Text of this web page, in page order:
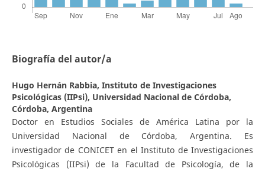
Biografía del autor/a
Hugo Hernán Rabbia, Instituto de Investigaciones
Psicológicas (IIPsi), Universidad Nacional de Córdoba,
Córdoba, Argentina
Doctor en Estudios Sociales de América Latina por la
Universidad Nacional de Córdoba, Argentina. Es
investigador de CONICET en el Instituto de Investigaciones
Psicológicas (IIPsi) de la Facultad de Psicología, de la